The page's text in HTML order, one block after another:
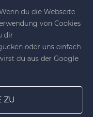
#selber_nähen
du die Webseite
von Cookies
dir
oder uns einfach
du aus der Google
ZU